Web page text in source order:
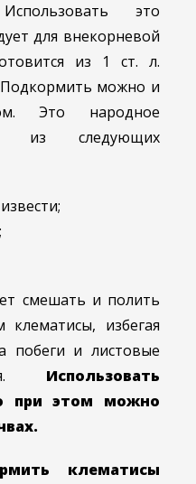
это
для внекорневой
из 1 ст. л.
можно и
Это народное
из следующих
смешать и полить
клематисы, избегая
побеги и листовые
Использовать
при этом можно
клематисы